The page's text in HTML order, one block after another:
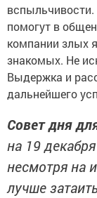
помогут в
компании злых
знакомых. Не
Выдержка и
дальнейшего
Совет дня
на 19
несмотря на
лучше